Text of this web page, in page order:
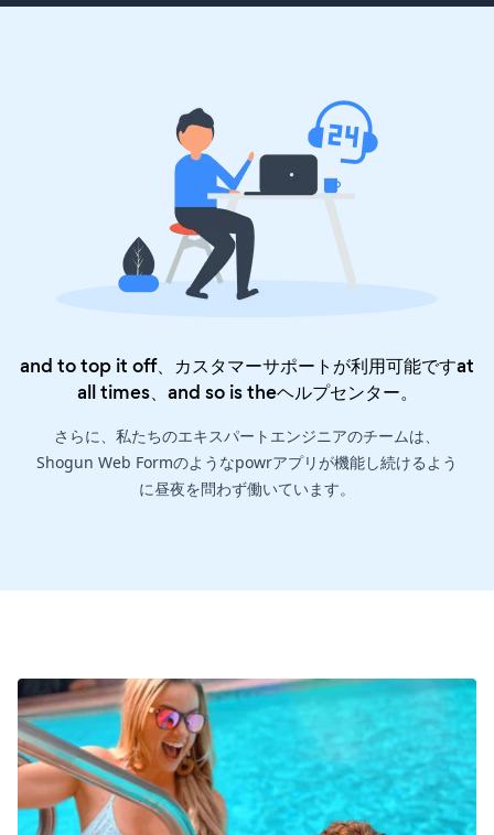
and to top it off、カスタマーサポートが利用可能ですat
all times、and so is theヘルプセンター。
さらに、私たちのエキスパートエンジニアのチームは、
Shogun Web Formのようなpowrアプリが機能し続けるよう
に昼夜を問わず働いています。